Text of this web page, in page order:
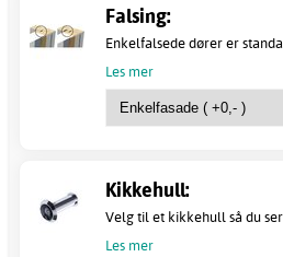
Falsing:
Enkelfalsede dører er
Les mer
Kikkehull:
Velg til et kikkehull så du ser
Les mer